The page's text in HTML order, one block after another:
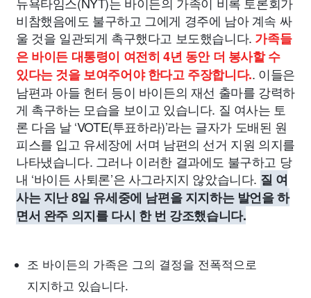
비참했음에도 불구하고 그에게 경주에 남아 계속 싸
울 것을 일관되게 촉구했다고 보도했습니다. 가족들
은 바이든 대통령이 여전히 4년 동안 더 봉사할 수
있다는 것을 보여주어야 한다고 주장합니다.. 이들은
남편과 아들 헌터 등이 바이든의 재선 출마를 강력하
게 촉구하는 모습을 보이고 있습니다. 질 여사는 토
론 다음 날 ‘VOTE(투표하라)’라는 글자가 도배된 원
피스를 입고 유세장에 서며 남편의 선거 지원 의지를
나타냈습니다. 그러나 이러한 결과에도 불구하고 당
내 ‘바이든 사퇴론’은 사그라지지 않았습니다. 질 여
사는 지난 8일 유세중에 남편을 지지하는 발언을 하
면서 완주 의지를 다시 한 번 강조했습니다.
조 바이든의 가족은 그의 결정을 전폭적으로
지지하고 있습니다.